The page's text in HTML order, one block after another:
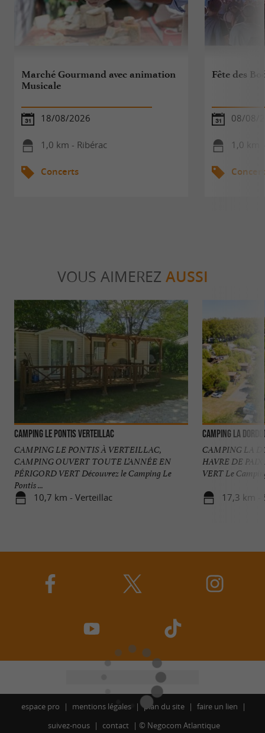
Marché Gourmand avec animation
Musicale
18/08/2026
1,0 km - Ribérac
Concerts
Fête des
08/08/
1,0 km
VOUS AIMEREZ AUSSI
Camping Le Pontis Verteillac
CAMPING LE PONTIS À VERTEILLAC,
CAMPING OUVERT TOUTE L’ANNÉE EN
PÉRIGORD VERT Découvrez le Camping Le
Pontis ...
10,7 km - Verteillac
Camping la
CAMPING LA
HAVRE DE
VERT Le
17,3 km -
espace pro mentions légales plan du site
faire un lien
suivez-nous
contact © Negocom Atlantique